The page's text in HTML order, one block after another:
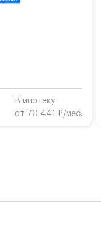
2r1440091#
В ипотеку
от 70 441 ₽/мес.